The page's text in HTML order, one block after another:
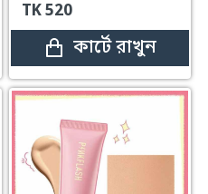
TK520
কার্টে রাখুন